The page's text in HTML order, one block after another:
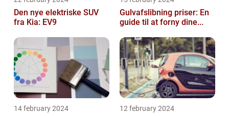
Den nye elektriske SUV
fra Kia: EV9
Gulvafslibning priser: En
guide til at forny dine...
14 february 2024 12 february 2024